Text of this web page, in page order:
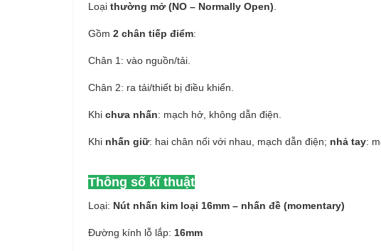
Loại thường mở (NO – Normally Open)
Gồm 2 chân tiếp điểm:
Chân 1: vào nguồn/tải.
Chân 2: ra tải/thiết bị điều khiển.
Khi chưa nhấn: mạch hở, không dẫn điện.
Khi nhấn giữ: hai chân nối với nhau, mạch dẫn điện; nhả tay:
Thông số kĩ thuật
Loại: Nút nhấn kim loại 16mm – nhấn đề (momentary)
Đường kính lỗ lắp: 16mm